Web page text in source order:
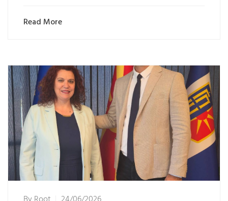
Read More